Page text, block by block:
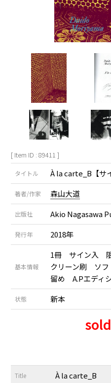
[ Item ID : 89411 ]
タイトル À la carte_B【サ
著者/作家 森山大道
出版社 Akio Nagasawa
発行年 2018年
基本情報
1冊 サイン入
クリーン刷 ソフ
留め A.Pエディ
状態 新本
Title À la carte_B